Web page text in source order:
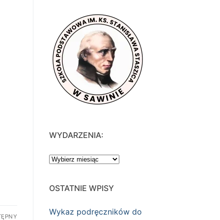
WYDARZENIA:
WYDARZENIA:
OSTATNIE WPISY
Wykaz podręczników do